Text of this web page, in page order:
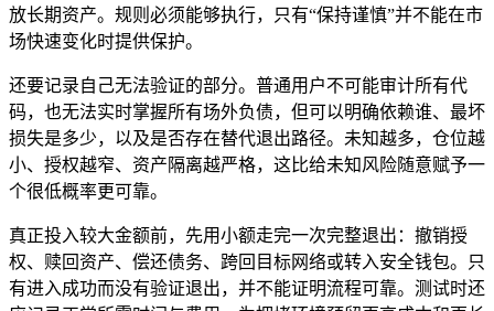
放长期资产。规则必须能够执行，只有“保持谨慎”并不能在市
场快速变化时提供保护。
还要记录自己无法验证的部分。普通用户不可能审计所有代
码，也无法实时掌握所有场外负债，但可以明确依赖谁、最坏
损失是多少，以及是否存在替代退出路径。未知越多，仓位越
小、授权越窄、资产隔离越严格，这比给未知风险随意赋予一
个很低概率更可靠。
真正投入较大金额前，先用小额走完一次完整退出：撤销授
权、赎回资产、偿还债务、跨回目标网络或转入安全钱包。只
有进入成功而没有验证退出，并不能证明流程可靠。测试时还